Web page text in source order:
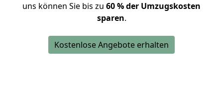
uns können Sie bis zu 60 % der Umzugskosten
sparen.
Kostenlose Angebote erhalten